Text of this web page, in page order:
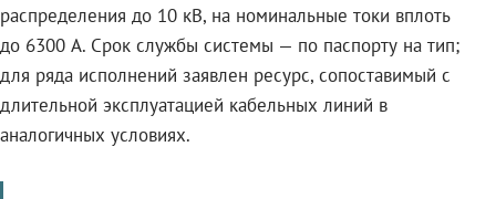
распределения до 10 кВ, на номинальные токи вплоть
до 6300 А. Срок службы системы — по паспорту на тип;
для ряда исполнений заявлен ресурс, сопоставимый с
длительной эксплуатацией кабельных линий в
аналогичных условиях.